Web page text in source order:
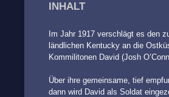
INHALT
Im Jahr 1917 verschlägt es den
ländlichen Kentucky an die
Kommilitonen David (Josh
Über ihre gemeinsame, tief
dann wird David als Soldat